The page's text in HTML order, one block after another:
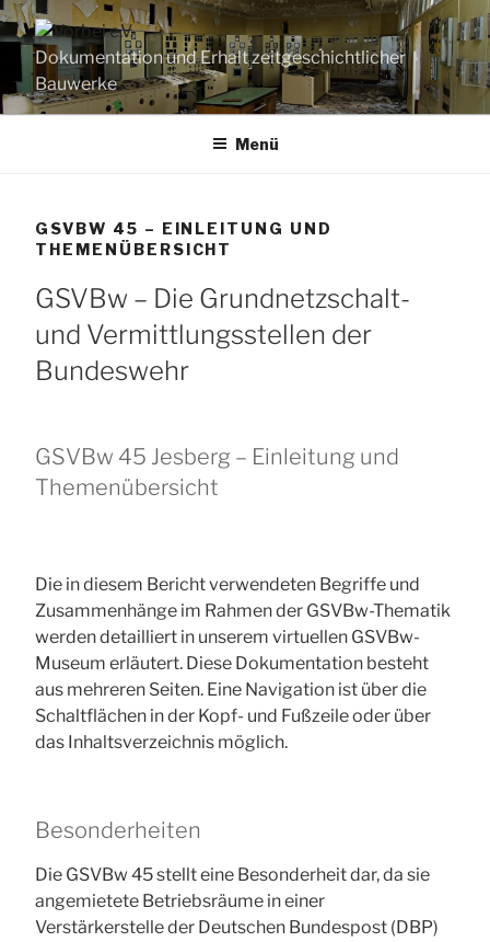
Zum
Inhalt
springenDokumentation und Erhalt zeitgeschichtlicher
Bauwerke
Menü
GSVBW 45 – EINLEITUNG UND
THEMENÜBERSICHT
GSVBw – Die Grundnetzschalt-
und Vermittlungsstellen der
Bundeswehr
GSVBw 45 Jesberg – Einleitung und
Themenübersicht
Die in diesem Bericht verwendeten Begriffe und
Zusammenhänge im Rahmen der GSVBw-Thematik
werden detailliert in unserem virtuellen GSVBw-
Museum erläutert. Diese Dokumentation besteht
aus mehreren Seiten. Eine Navigation ist über die
Schaltflächen in der Kopf- und Fußzeile oder über
das Inhaltsverzeichnis möglich.
Besonderheiten
Die GSVBw 45 stellt eine Besonderheit dar, da sie
angemietete Betriebsräume in einer
Verstärkerstelle der Deutschen Bundespost (DBP)